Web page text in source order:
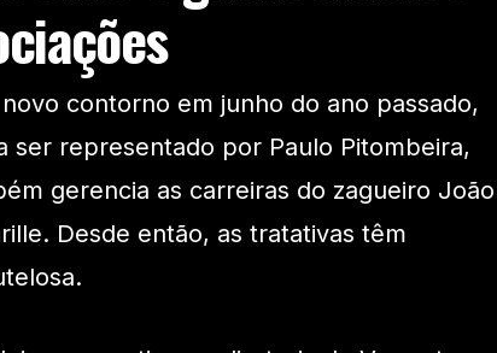
contorno em junho do ano passado,
ser representado por Paulo Pitombeira,
gerencia as carreiras do zagueiro João
Desde então, as tratativas têm